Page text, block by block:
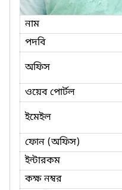
নাম
পদবি
অফিস
ওয়েব পোর্টল
ইমেইল
ফোন (অফিস)
ইন্টারকম
কক্ষ নম্বর